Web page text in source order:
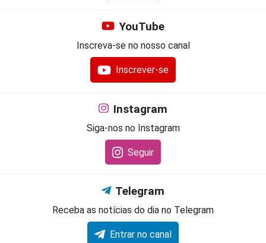
YouTube
Inscreva-se no nosso canal
Inscrever-se
Instagram
Siga-nos no Instagram
Seguir
Telegram
Receba as notícias do dia no Telegram
Entrar no canal